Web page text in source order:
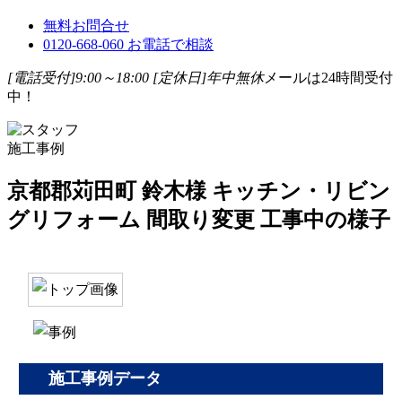
無料お問合せ
0120-668-060 お電話で相談
[電話受付]9:00～18:00 [定休日]年中無休メールは24時間受付
中！
施工事例
京都郡苅田町 鈴木様 キッチン・リビン
グリフォーム 間取り変更 工事中の様子
施工事例データ